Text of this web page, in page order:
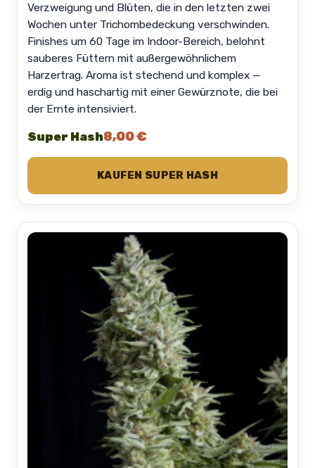
Verzweigung und Blüten, die in den letzten zwei
Wochen unter Trichombedeckung verschwinden.
Finishes um 60 Tage im Indoor-Bereich, belohnt
sauberes Füttern mit außergewöhnlichem
Harzertrag. Aroma ist stechend und komplex —
erdig und haschartig mit einer Gewürznote, die bei
der Ernte intensiviert.
Super Hash8,00 €
KAUFEN SUPER HASH